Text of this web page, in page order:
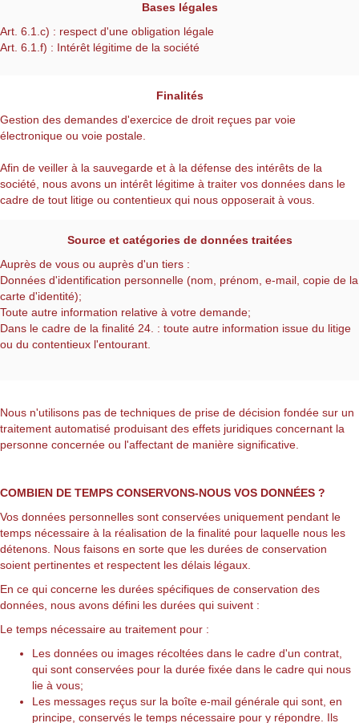
Bases légales
Art. 6.1.c) : respect d'une obligation légale
Art. 6.1.f) : Intérêt légitime de la société
Finalités
Gestion des demandes d'exercice de droit reçues par voie
électronique ou voie postale.
Afin de veiller à la sauvegarde et à la défense des intérêts de la
société, nous avons un intérêt légitime à traiter vos données dans le
cadre de tout litige ou contentieux qui nous opposerait à vous.
Source et catégories de données traitées
Auprès de vous ou auprès d'un tiers :
Données d'identification personnelle (nom, prénom, e-mail, copie de la
carte d'identité);
Toute autre information relative à votre demande;
Dans le cadre de la finalité 24. : toute autre information issue du litige
ou du contentieux l'entourant.
Nous n'utilisons pas de techniques de prise de décision fondée sur un
traitement automatisé produisant des effets juridiques concernant la
personne concernée ou l'affectant de manière significative.
COMBIEN DE TEMPS CONSERVONS-NOUS VOS DONNÉES ?
Vos données personnelles sont conservées uniquement pendant le
temps nécessaire à la réalisation de la finalité pour laquelle nous les
détenons. Nous faisons en sorte que les durées de conservation
soient pertinentes et respectent les délais légaux.
En ce qui concerne les durées spécifiques de conservation des
données, nous avons défini les durées qui suivent :
Le temps nécessaire au traitement pour :
Les données ou images récoltées dans le cadre d'un contrat,
qui sont conservées pour la durée fixée dans le cadre qui nous
lie à vous;
Les messages reçus sur la boîte e-mail générale qui sont, en
principe, conservés le temps nécessaire pour y répondre. Ils